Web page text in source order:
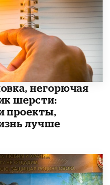
негорючая
шерсти:
проекты,
лучше